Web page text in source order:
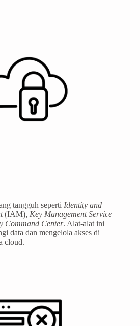
tangguh seperti Identity and
(IAM), Key Management Service
Command Center. Alat-alat ini
data dan mengelola akses di
cloud.